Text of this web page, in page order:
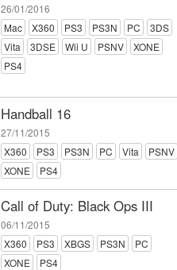
26/01/2016
Mac
X360 PS3 PS3N PC
3DS
Vita
3DSE Wii U PSNV
XONE
PS4
Handball 16
27/11/2015
X360
PS3 PS3N PC Vita
PSNV
XONE
PS4
Call of Duty: Black Ops III
06/11/2015
X360
PS3 XBGS PS3N
PC
XONE
PS4